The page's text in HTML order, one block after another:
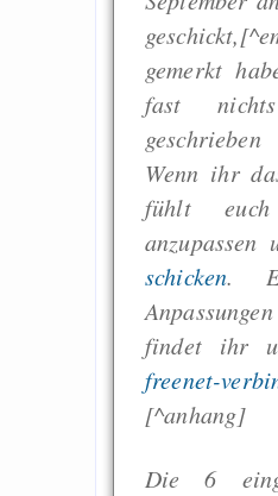
gemerkt
fast
Wenn ihr
fühlt
anzupassen
schicken.
findet ihr
freenet-
[^anhang]
Die 6